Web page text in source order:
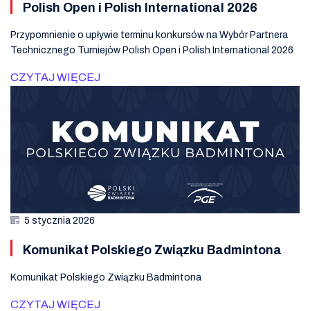
Polish Open i Polish International 2026
Przypomnienie o upływie terminu konkursów na Wybór Partnera
Technicznego Turniejów Polish Open i Polish International 2026
CZYTAJ WIĘCEJ
5 stycznia 2026
Komunikat Polskiego Związku Badmintona
Komunikat Polskiego Związku Badmintona
CZYTAJ WIĘCEJ